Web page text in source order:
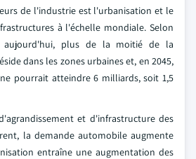
de l'industrie est l'urbanisation et le
à l'échelle mondiale. Selon
aujourd'hui, plus de la moitié de la
dans les zones urbaines et, en 2045,
pourrait atteindre 6 milliards, soit 1,5
et d'infrastructure des
la demande automobile augmente
entraîne une augmentation des